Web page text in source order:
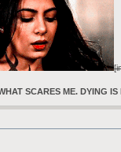
SCARES ME. DYING IS